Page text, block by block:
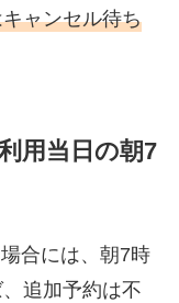
ャンセル待ち
用当日の朝7
合には、朝7時
追加予約は不